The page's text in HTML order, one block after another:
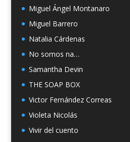
Miguel Ángel Montanaro
Miguel Barrero
Natalia Cárdenas
No somos na…
Samantha Devin
THE SOAP BOX
Victor Fernández Correas
Violeta Nicolás
Vivir del cuento